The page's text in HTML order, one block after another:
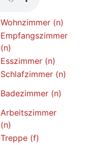
Wohnzimmer (n)
Empfangszimmer
(n)
Esszimmer (n)
Schlafzimmer (n)
Badezimmer (n)
Arbeitszimmer
(n)
Treppe (f)